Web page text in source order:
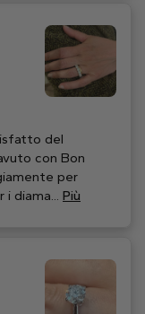
del
con Bon
per
diama... Più